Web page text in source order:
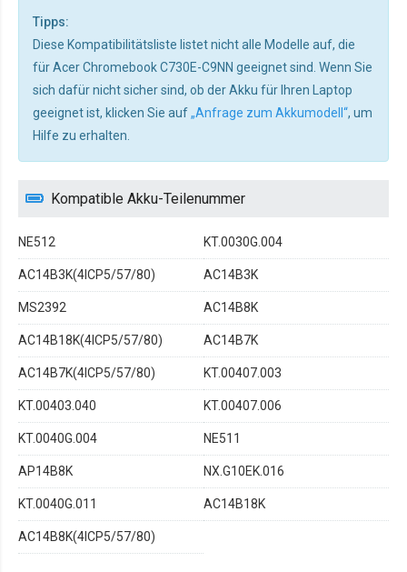
Tipps:
Diese Kompatibilitätsliste listet nicht alle Modelle auf, die
für Acer Chromebook C730E-C9NN geeignet sind. Wenn Sie
sich dafür nicht sicher sind, ob der Akku für Ihren Laptop
geeignet ist, klicken Sie auf„Anfrage zum Akkumodell“, um
Hilfe zu erhalten.
Kompatible Akku-Teilenummer
NE512 KT.0030G.004
AC14B3K(4ICP5/57/80) AC14B3K
MS2392 AC14B8K
AC14B18K(4ICP5/57/80) AC14B7K
AC14B7K(4ICP5/57/80) KT.00407.003
KT.00403.040 KT.00407.006
KT.0040G.004 NE511
AP14B8K NX.G10EK.016
KT.0040G.011 AC14B18K
AC14B8K(4ICP5/57/80)